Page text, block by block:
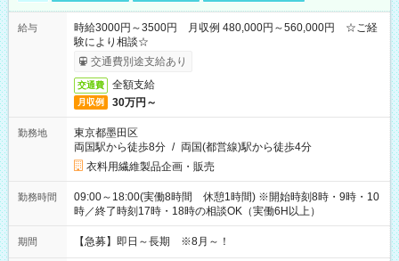
給与
時給3000円～3500円 月収例 480,000円～560,000円 ☆ご経
験により相談☆
交通費別途支給あり
交通費 全額支給
月収例 30万円～
勤務地
東京都墨田区
両国駅から徒歩8分 / 両国(都営線)駅から徒歩4分
衣料用繊維製品企画・販売
勤務時間
09:00～18:00(実働8時間 休憩1時間) ※開始時刻8時・9時・10
時／終了時刻17時・18時の相談OK（実働6H以上）
期間 【急募】即日～長期 ※8月～！